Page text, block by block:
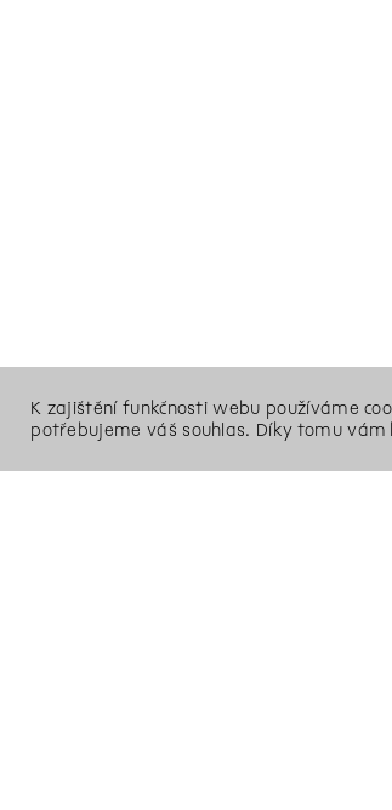
K zajištění funkčnosti webu používáme
potřebujeme váš souhlas. Díky tomu